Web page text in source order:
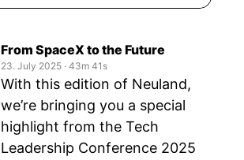
From SpaceX to the Future
23. July 2025 ‧ 43m 41s
With this edition of Neuland,
we’re bringing you a special
highlight from the Tech
Leadership Conference 2025